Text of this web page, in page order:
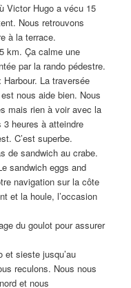
Victor Hugo a vécu 15
Nous retrouvons
à la terrace.
km. Ça calme une
par la rando pédestre.
La traversée
nous aide bien. Nous
mais rien à voir avec la
heures à atteindre
C’est superbe.
de sandwich au crabe.
sandwich eggs and
navigation sur la côte
et la houle, l’occasion
du goulot pour assurer
et sieste jusqu’au
reculons. Nous nous
et nous